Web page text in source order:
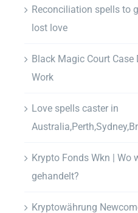
Reconciliation spells to
lost love
Black Magic Court
Work
Love spells caster in
Krypto Fonds Wkn | Wo
gehandelt?
Kryptowährung